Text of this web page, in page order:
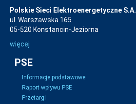
Polskie Sieci Elektroenergetyczne S.A.
ul. Warszawska 165
05-520 Konstancin-Jeziorna
więcej
PSE
Informacje podstawowe
Raport wpływu PSE
Przetargi